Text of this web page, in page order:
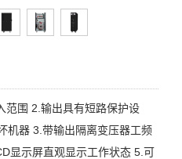
范围 2.输出具有短路保护设
机器 3.带输出隔离变压器工频
显示屏直观显示工作状态 5.可